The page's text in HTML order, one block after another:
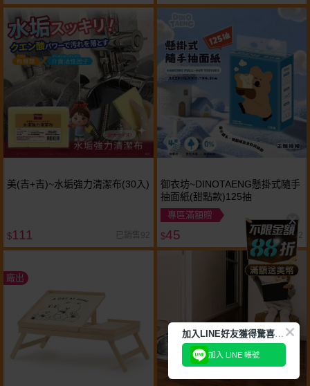
美(吉+吉)~水垢強力清潔布(30入)
$111 已銷售92
御衣坊~DINOTAENG懸掛式隨手
抽面紙(甜點款)125抽
專區滿額贈
$45 已銷售1,022
廠出
加
入LINE好友獲得驚喜折扣!
加入 LINE 帳號